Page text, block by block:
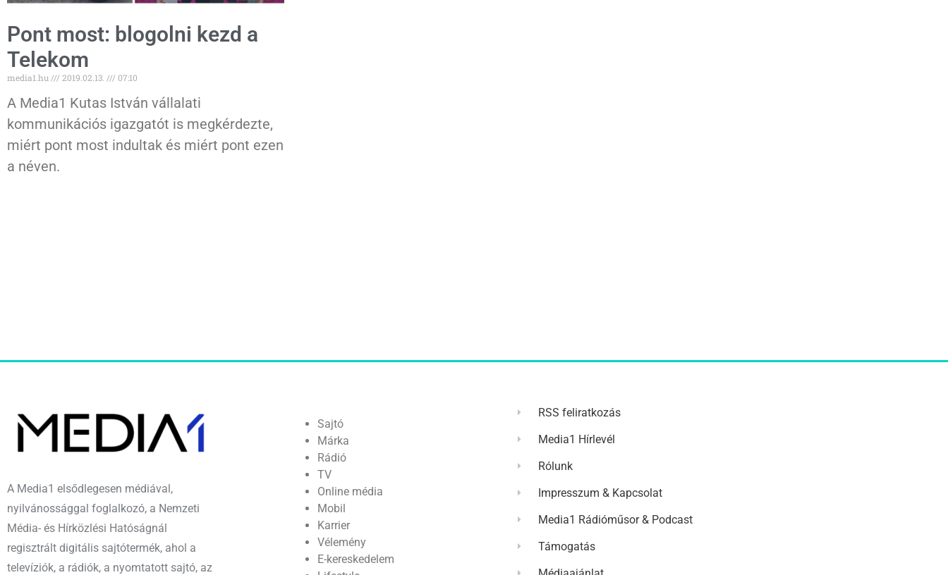
Pont most: blogolni kezd a
Telekom
media1.hu 2019.02.13. 07:10
A Media1 Kutas István vállalati
kommunikációs igazgatót is megkérdezte,
miért pont most indultak és miért pont ezen
a néven.
A Media1 elsődlegesen médiával,
nyilvánossággal foglalkozó, a Nemzeti
Média- és Hírközlési Hatóságnál
regisztrált digitális sajtótermék, ahol a
televíziók, a rádiók, a nyomtatott sajtó, az
Sajtó
Márka
Rádió
TV
Online média
Mobil
Karrier
Vélemény
E-kereskedelem
RSS feliratkozás
Media1 Hírlevél
Rólunk
Impresszum & Kapcsolat
Media1 Rádióműsor & Podcast
Támogatás